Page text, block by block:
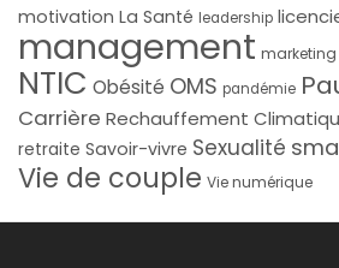
motivation La Santé leadership
management marketing
NTIC Obésité OMS pandémie
Carrière Rechauffement
retraite Savoir-vivre Sexualité
Vie de couple Vie numérique